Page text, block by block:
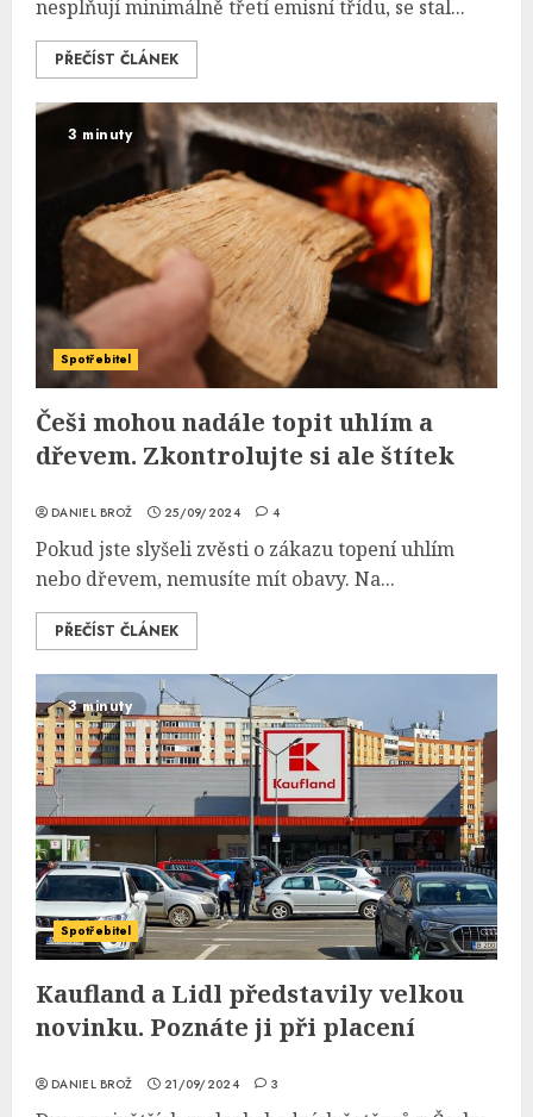
nesplňují minimálně třetí emisní třídu, se stal...
PŘEČÍST ČLÁNEK
3 minuty
Spotřebitel
Češi mohou nadále topit uhlím a
dřevem. Zkontrolujte si ale štítek
DANIEL BROŽ 25/09/2024 4
Pokud jste slyšeli zvěsti o zákazu topení uhlím
nebo dřevem, nemusíte mít obavy. Na...
PŘEČÍST ČLÁNEK
3 minuty
Spotřebitel
Kaufland a Lidl představily velkou
novinku. Poznáte ji při placení
DANIEL BROŽ 21/09/2024 3